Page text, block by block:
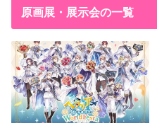
原画展・展示会の一覧